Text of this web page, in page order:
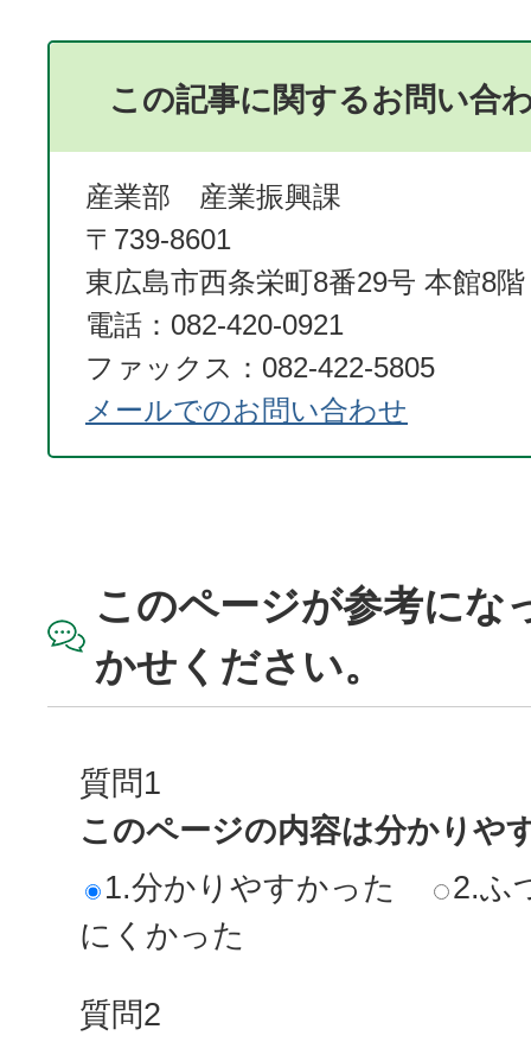
この記事に関するお問い合
産業部 産業振興課
〒739-8601
東広島市西条栄町8番29号 本館8階
電話：082-420-0921
ファックス：082-422-5805
メールでのお問い合わせ
このページが参考にな
かせください。
質問1
このページの内容は分かりや
1.分かりやすかった
2.ふ
にくかった
質問2